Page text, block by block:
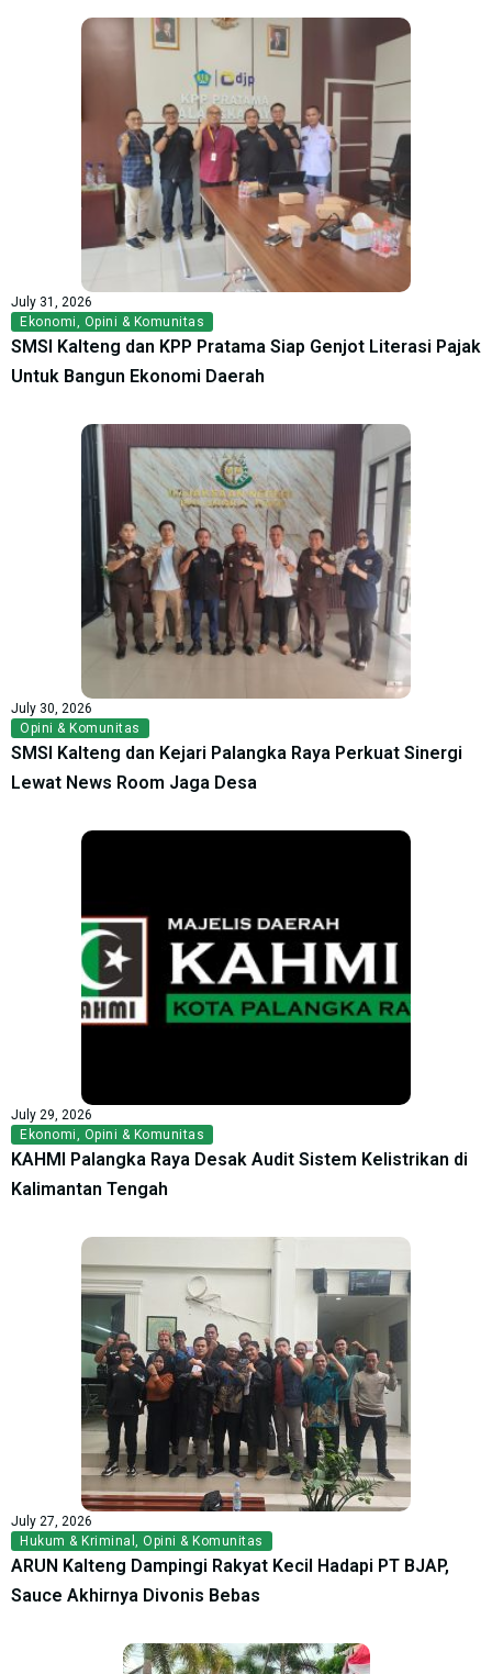
July 31, 2026
Ekonomi, Opini & Komunitas
SMSI Kalteng dan KPP Pratama Siap Genjot Literasi Pajak
Untuk Bangun Ekonomi Daerah
July 30, 2026
Opini & Komunitas
SMSI Kalteng dan Kejari Palangka Raya Perkuat Sinergi
Lewat News Room Jaga Desa
July 29, 2026
Ekonomi, Opini & Komunitas
KAHMI Palangka Raya Desak Audit Sistem Kelistrikan di
Kalimantan Tengah
July 27, 2026
Hukum & Kriminal , Opini & Komunitas
ARUN Kalteng Dampingi Rakyat Kecil Hadapi PT BJAP,
Sauce Akhirnya Divonis Bebas